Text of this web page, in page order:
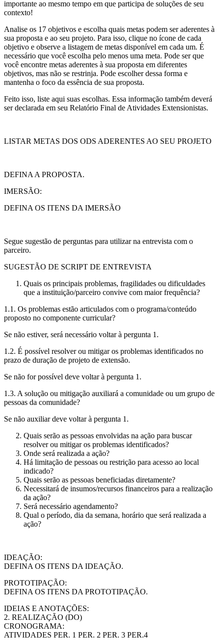
importante ao mesmo tempo em que participa de soluções de seu
contexto!
Analise os 17 objetivos e escolha quais metas podem ser aderentes à
sua proposta e ao seu projeto. Para isso, clique no ícone de cada
objetivo e observe a listagem de metas disponível em cada um. É
necessário que você escolha pelo menos uma meta. Pode ser que
você encontre metas aderentes à sua proposta em diferentes
objetivos, mas não se restrinja. Pode escolher dessa forma e
mantenha o foco da essência de sua proposta.
Feito isso, liste aqui suas escolhas. Essa informação também deverá
ser declarada em seu Relatório Final de Atividades Extensionistas.
LISTAR METAS DOS ODS ADERENTES AO SEU PROJETO
DEFINA A PROPOSTA.
IMERSÃO:
DEFINA OS ITENS DA IMERSÃO
Segue sugestão de perguntas para utilizar na entrevista com o
parceiro.
SUGESTÃO DE SCRIPT DE ENTREVISTA
Quais os principais problemas, fragilidades ou dificuldades
que a instituição/parceiro convive com maior frequência?
1.1. Os problemas estão articulados com o programa/conteúdo
proposto no componente curricular?
Se não estiver, será necessário voltar à pergunta 1.
1.2. É possível resolver ou mitigar os problemas identificados no
prazo de duração de projeto de extensão.
Se não for possível deve voltar à pergunta 1.
1.3. A solução ou mitigação auxiliará a comunidade ou um grupo de
pessoas da comunidade?
Se não auxiliar deve voltar à pergunta 1.
Quais serão as pessoas envolvidas na ação para buscar
resolver ou mitigar os problemas identificados?
Onde será realizada a ação?
Há limitação de pessoas ou restrição para acesso ao local
indicado?
Quais serão as pessoas beneficiadas diretamente?
Necessitará de insumos/recursos financeiros para a realização
da ação?
Será necessário agendamento?
Qual o período, dia da semana, horário que será realizada a
ação?
IDEAÇÃO:
DEFINA OS ITENS DA IDEAÇÃO.
PROTOTIPAÇÃO:
DEFINA OS ITENS DA PROTOTIPAÇÃO.
IDEIAS E ANOTAÇÕES:
2. REALIZAÇÃO (DO)
CRONOGRAMA:
ATIVIDADES PER. 1 PER. 2 PER. 3 PER.4